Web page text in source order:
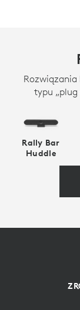
typu
Rally Bar
Huddle